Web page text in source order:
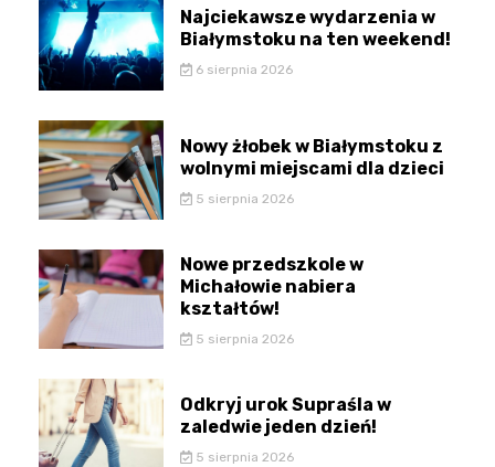
Najciekawsze wydarzenia w
Białymstoku na ten weekend!
6 sierpnia 2026
Nowy żłobek w Białymstoku z
wolnymi miejscami dla dzieci
5 sierpnia 2026
Nowe przedszkole w
Michałowie nabiera
kształtów!
5 sierpnia 2026
Odkryj urok Supraśla w
zaledwie jeden dzień!
5 sierpnia 2026